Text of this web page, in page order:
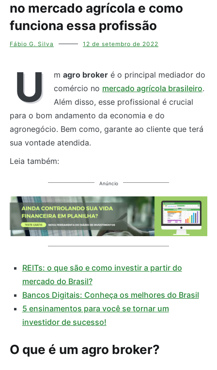
no mercado agrícola e como
funciona essa profissão
Fábio G. Silva 12 de setembro de 2022
U m agro broker é o principal mediador do
comércio no mercado agrícola brasileiro.
Além disso, esse profissional é crucial
para o bom andamento da economia e do
agronegócio. Bem como, garante ao cliente que terá
sua vontade atendida.
Leia também:
Anúncio
REITs: o que são e como investir a partir do
mercado do Brasil?
Bancos Digitais: Conheça os melhores do Brasil
5 ensinamentos para você se tornar um
investidor de sucesso!
O que é um agro broker?